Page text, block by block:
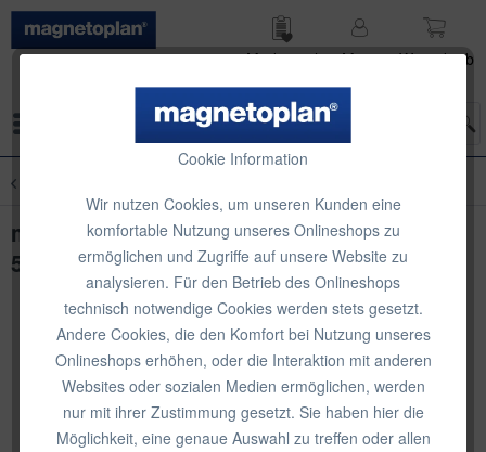
Merk­zettel
Mein
Waren­korb
Cookie Information
Wir nutzen Cookies, um unseren Kunden eine
komfortable Nutzung unseres Onlineshops zu
ermöglichen und Zugriffe auf unsere Website zu
analysieren. Für den Betrieb des Onlineshops
technisch notwendige Cookies werden stets gesetzt.
Andere Cookies, die den Komfort bei Nutzung unseres
Onlineshops erhöhen, oder die Interaktion mit anderen
Websites oder sozialen Medien ermöglichen, werden
nur mit ihrer Zustimmung gesetzt. Sie haben hier die
Möglichkeit, eine genaue Auswahl zu treffen oder allen
magnetoplan Moderationskarten rund,
500 Stk. Ø 140 mm